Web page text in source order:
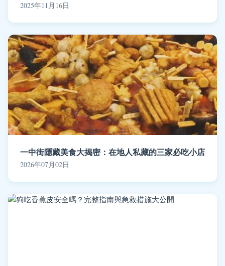
2025年11月16日
一中街隱藏美食大揭密：在地人私藏的三家必吃小店
2026年07月02日